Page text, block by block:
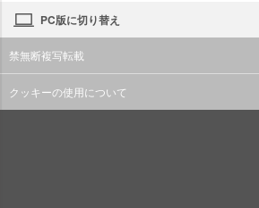
PC版に切り替え
禁無断複写転載
クッキーの使用について